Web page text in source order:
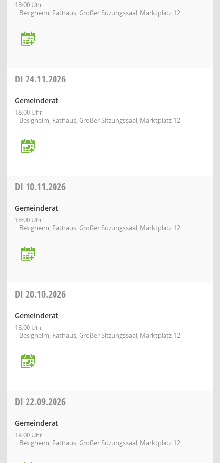
18:00 Uhr
Besigheim, Rathaus, Großer Sitzungssaal, Marktplatz 12
DI 24.11.2026
Gemeinderat
18:00 Uhr
Besigheim, Rathaus, Großer Sitzungssaal, Marktplatz 12
DI 10.11.2026
Gemeinderat
18:00 Uhr
Besigheim, Rathaus, Großer Sitzungssaal, Marktplatz 12
DI 20.10.2026
Gemeinderat
18:00 Uhr
Besigheim, Rathaus, Großer Sitzungssaal, Marktplatz 12
DI 22.09.2026
Gemeinderat
18:00 Uhr
Besigheim, Rathaus, Großer Sitzungssaal, Marktplatz 12